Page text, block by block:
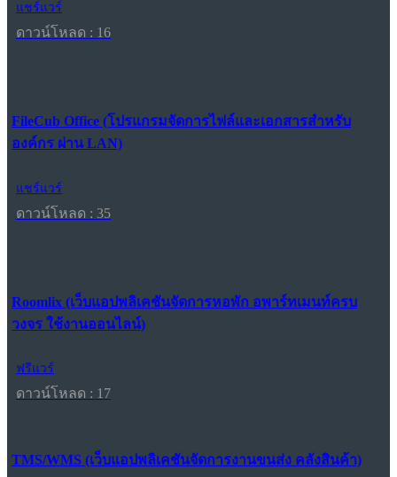
แชร์แวร์
ดาวน์โหลด : 16
FileCub Office (โปรแกรมจัดการไฟล์และเอกสารสำหรับ
องค์กร ผ่าน LAN)
แชร์แวร์
ดาวน์โหลด : 35
Roomlix (เว็บแอปพลิเคชันจัดการหอพัก อพาร์ทเมนท์ครบ
วงจร ใช้งานออนไลน์)
ฟรีแวร์
ดาวน์โหลด : 17
TMS/WMS (เว็บแอปพลิเคชันจัดการงานขนส่ง คลังสินค้า)